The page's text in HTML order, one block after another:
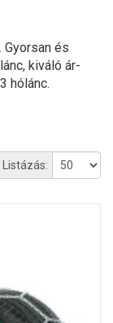
Gyorsan és
kiváló ár-
hólánc.
Listázás: